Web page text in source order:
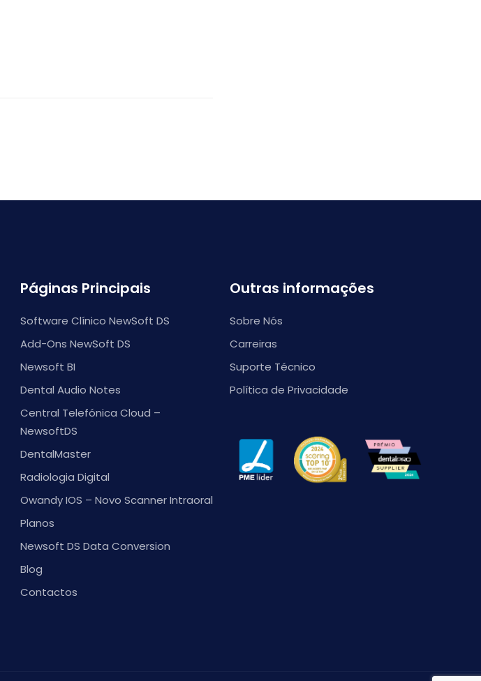
Páginas Principais
Software Clínico NewSoft DS
Add-Ons NewSoft DS
Newsoft BI
Dental Audio Notes
Central Telefónica Cloud –
NewsoftDS
DentalMaster
Radiologia Digital
Owandy IOS – Novo Scanner Intraoral
Planos
Newsoft DS Data Conversion
Blog
Contactos
Outras informações
Sobre Nós
Carreiras
Suporte Técnico
Política de Privacidade